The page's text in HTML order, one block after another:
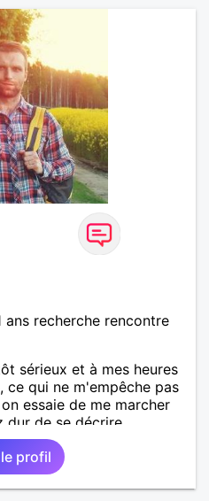
recherche rencontre
sérieux et à mes heures
ce qui ne m'empêche pas
essaie de me marcher
dur de se décrire
de venir discuter avec
connaître.
profil